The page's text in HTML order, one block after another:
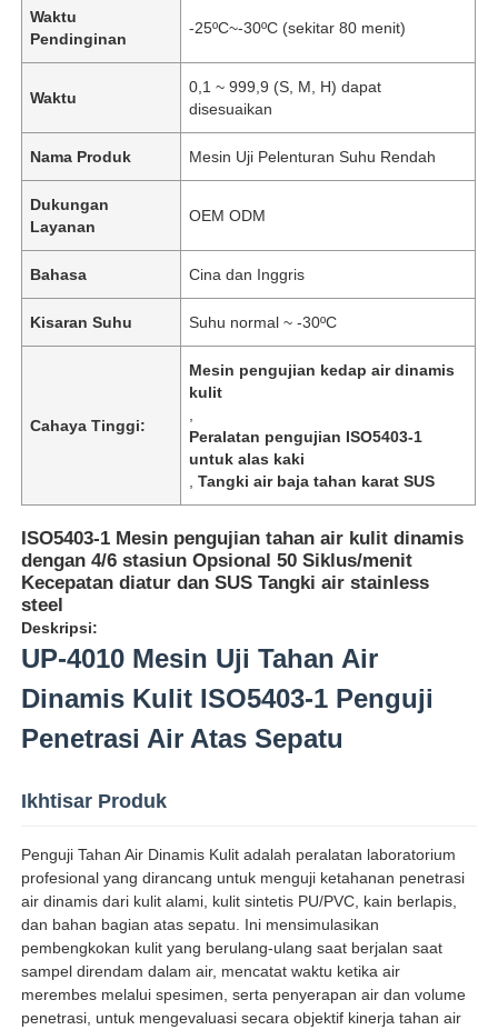
Rumah
Produk
Tentang kita
Waktu
Pendinginan
-25ºC~-30ºC (sekitar 80 menit)
Waktu
0,1 ~ 999,9 (S, M, H) dapat
disesuaikan
Nama Produk Mesin Uji Pelenturan Suhu Rendah
Dukungan
Layanan
OEM ODM
Bahasa Cina dan Inggris
Kisaran Suhu Suhu normal ~ -30ºC
Cahaya Tinggi:
Mesin pengujian kedap air dinamis
kulit
Peralatan pengujian ISO5403-1
untuk alas kaki
,Tangki air baja tahan karat SUS
ISO5403-1 Mesin pengujian tahan air kulit dinamis
dengan 4/6 stasiun Opsional 50 Siklus/menit
Kecepatan diatur dan SUS Tangki air stainless
steel
Deskripsi:
UP-4010 Mesin Uji Tahan Air
Dinamis Kulit ISO5403-1 Penguji
Penetrasi Air Atas Sepatu
Ikhtisar Produk
Penguji Tahan Air Dinamis Kulit adalah peralatan laboratorium
profesional yang dirancang untuk menguji ketahanan penetrasi
air dinamis dari kulit alami, kulit sintetis PU/PVC, kain berlapis,
dan bahan bagian atas sepatu. Ini mensimulasikan
pembengkokan kulit yang berulang-ulang saat berjalan saat
sampel direndam dalam air, mencatat waktu ketika air
merembes melalui spesimen, serta penyerapan air dan volume
penetrasi, untuk mengevaluasi secara objektif kinerja tahan air